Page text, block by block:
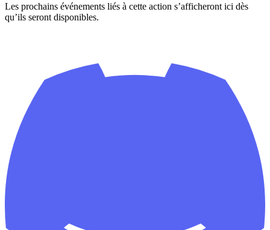
Les prochains événements liés à cette action s’afficheront ici dès
qu’ils seront disponibles.